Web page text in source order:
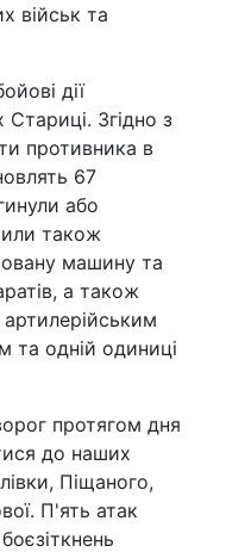
військ та
дії
Згідно з
противника в
67
або
також
машину та
а також
та одній одиниці
протягом дня
до наших
Піщаного,
П'ять атак